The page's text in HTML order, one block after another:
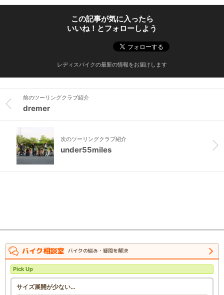
この記事が気に入ったら
いいね！とフォローしよう
レディスバイクの最新の情報をお届けします
前のツーリングクラブ紹介
dremer
次のツーリングクラブ紹介
under55miles
バイク相談室 バイクの悩み・疑問を解決
Pick Up
サイズ展開が少ない…